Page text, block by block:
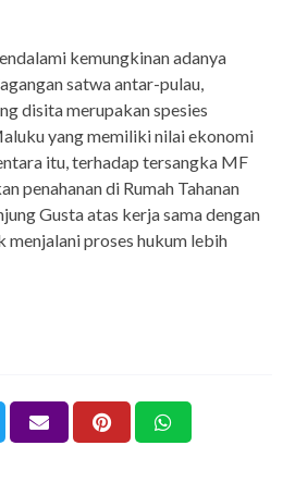
kemungkinan adanya
satwa antar-pulau,
disita merupakan spesies
yang memiliki nilai ekonomi
itu, terhadap tersangka MF
penahanan di Rumah Tahanan
Gusta atas kerja sama dengan
menjalani proses hukum lebih